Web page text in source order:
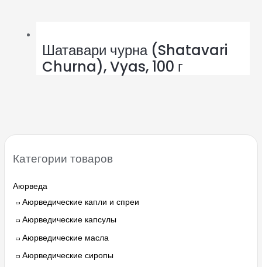
Категории товаров
Аюрведа
Аюрведические капли и спреи
Аюрведические капсулы
Аюрведические масла
Аюрведические сиропы
Шатавари чурна (Shatavari
Churna), Vyas, 100 г